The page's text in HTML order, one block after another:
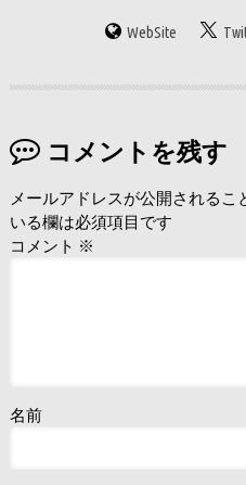
WebSite
コメントを残す
メールアドレスが公開されるこ
いる欄は必須項目です
コメント ※
名前